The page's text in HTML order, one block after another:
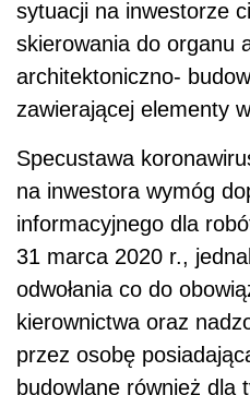
sytuacji na inwestorze
skierowania do organu
architektoniczno-
zawierającej elementy
Specustawa
na inwestora wymóg
informacyjnego dla
31 marca 2020 r.,
odwołania co do
kierownictwa oraz
przez osobę
budowlane również dla